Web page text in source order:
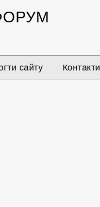
сайту Контакти